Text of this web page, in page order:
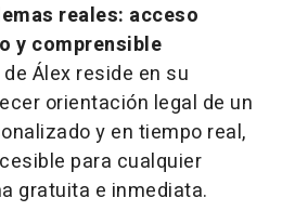
reales: acceso
y comprensible
Álex reside en su
orientación legal de un
y en tiempo real,
para cualquier
gratuita e inmediata.